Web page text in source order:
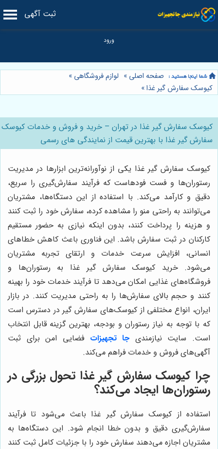
ثبت آگهی
صفحه اصلی » لوازم فروشگاهی »
کیوسک سفارش گیر غذا»
کیوسک سفارش گیر غذا در تهران – خرید و فروش و خدمات کیوسک
سفارش گیر غذا با بهترین قیمت از نمایندگی های رسمی
کیوسک سفارش گیر غذا یکی از نوآورانه‌ترین ابزارها در مدیریت
رستوران‌ها و فست فودهاست که فرآیند سفارش‌گیری را سریع،
دقیق و کارآمد می‌کند. با استفاده از این دستگاه‌ها، مشتریان
می‌توانند به راحتی منو را مشاهده کرده، سفارش خود را ثبت کنند
و هزینه را پرداخت کنند، بدون اینکه نیازی به حضور مستقیم
کارکنان در ثبت سفارش باشد. این فناوری باعث کاهش خطاهای
انسانی، افزایش سرعت خدمات و ارتقای تجربه مشتریان
می‌شود. خرید کیوسک سفارش گیر غذا به رستوران‌ها و
فروشگاه‌های غذایی امکان می‌دهد تا فرآیند خدمات خود را بهینه
کنند و حجم بالای سفارش‌ها را به راحتی مدیریت کنند. در بازار
ایران، انواع مختلفی از کیوسک‌های سفارش گیر در دسترس است
که با توجه به نیاز رستوران و بودجه، بهترین گزینه قابل انتخاب
است. سایت نیازمندی جا تجهیزات فضایی امن برای ثبت
آگهی‌های فروش و خدمات فراهم می‌کند.
چرا کیوسک سفارش گیر غذا تحول بزرگی در
رستوران‌ها ایجاد می‌کند؟
استفاده از کیوسک سفارش گیر غذا باعث می‌شود تا فرآیند
سفارش‌گیری دقیق و بدون خطا انجام شود. این دستگاه‌ها به
مشتریان اجازه می‌دهند سفارش خود را با جزئیات کامل ثبت کنند